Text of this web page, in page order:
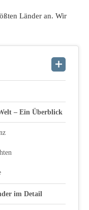
Länder an. Wir
– Ein Überblick
im Detail